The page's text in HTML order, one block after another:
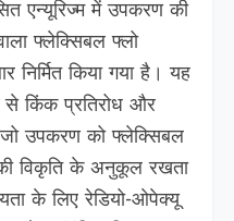
एन्यूरिज्म में उपकरण की
फ्लेक्सिबल फ्लो
निर्मित किया गया है। यह
से किंक प्रतिरोध और
उपकरण को फ्लेक्सिबल
विकृति के अनुकूल रखता
के लिए रेडियो-ओपेक्यू